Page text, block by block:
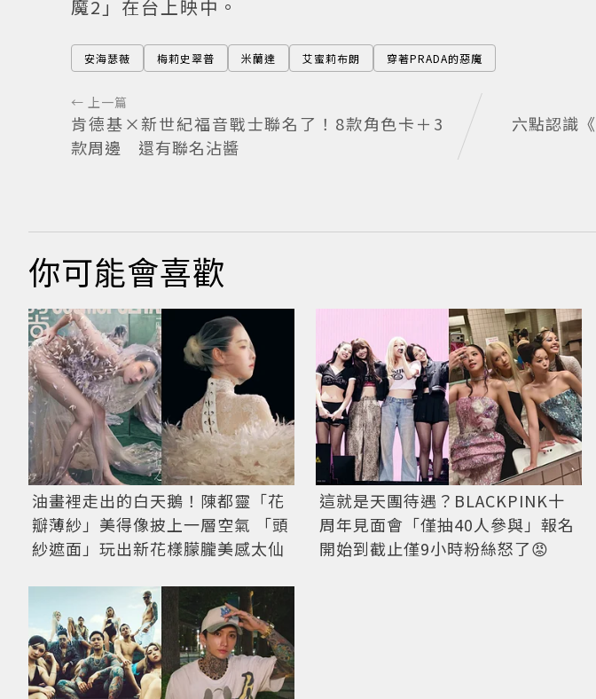
魔2」在台上映中。
安海瑟薇 梅莉史翠普 米蘭達 艾蜜莉布朗 穿著PRADA的惡魔
← 上一篇
肯德基×新世紀福音戰士聯名了！8款角色卡＋3
款周邊 還有聯名沾醬
六點認識
你可能會喜歡
油畫裡走出的白天鵝！陳都靈「花
瓣薄紗」美得像披上一層空氣 「頭
紗遮面」玩出新花樣朦朧美感太仙
這就是天團待遇？BLACKPINK十
周年見面會「僅抽40人參與」報名
開始到截止僅9小時粉絲怒了😡